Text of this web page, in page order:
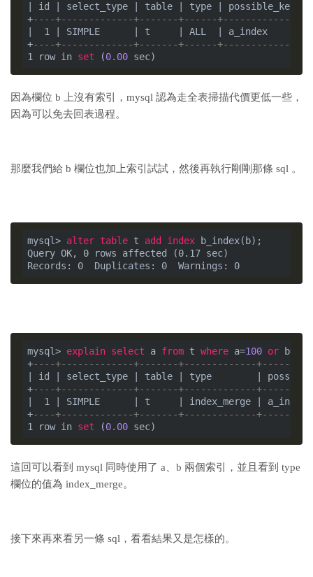
| id | select_type | table | type | possible_keys
+----+-------------+-------+------+---------------
|  1 | SIMPLE      | t     | ALL  | a_index
+----+-------------+-------+------+---------------
1 row in set (0.00
因為欄位 b 上沒有索引，mysql 認為走全表掃描代價更低一些，
因為可以免去回表過程。
那麼我們給 b 欄位也加上索引試試，然後再執行剛剛那條 sql 。
mysql> alter table t add index b_index(b);
Query OK, 0 rows affected (0.17 sec)
mysql> explain select a from t where a=100 or b=
+----+-------------+-------+-------------
| id | select_type | table | type        |
+----+-------------+-------+-------------
|  1 | SIMPLE      | t     | index_merge |
+----+-------------+-------+-------------
1 row in set (0.00
這回可以看到 mysql 同時使用了 a、b 兩個索引，並且看到 type
欄位的值為 index_merge。
接下來再來看另一條 sql，看看結果又是怎樣的。